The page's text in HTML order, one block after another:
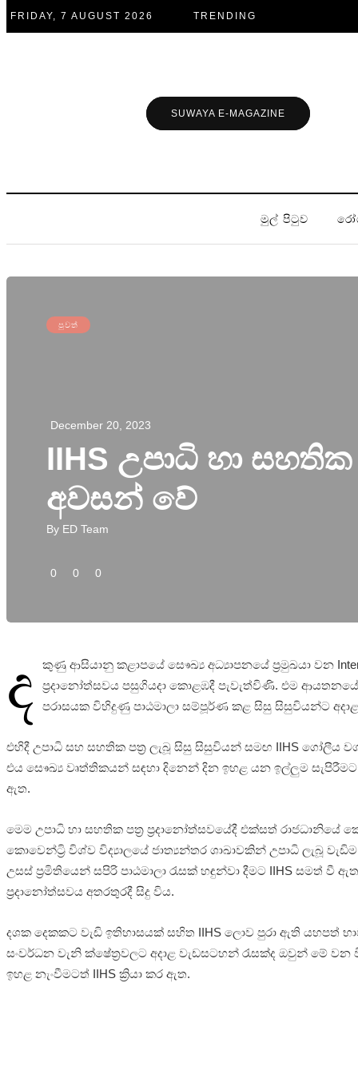
FRIDAY, 7 AUGUST 2026 TRENDING
SUWAYA E-MAGAZINE
මුල් පිටුව
පුවත්
December 20, 2023
IIHS උපාධි හා
අවසන් වේ
By ED Team
0 0 0
ද
කුණු ආසියානු කළාපයේ සෙෳඛ්‍ය අධ්‍යාපනයේ ප්‍රමුඛයා වන
ප්‍රදානෝත්සවය පසුගියදා කොළඹදී පැවැත්විණි. එම ආයතනයේ
පරාසයක විහිදුණු පාඨමාලා සම්පූර්ණ කළ සිසු සිසුවියන්ට අදාළ
එහිදී උපාධි සහ සහතික පත්‍ර ලැබූ සිසු සිසුවියන් සමඟ IIHS ගෝලීය
එය සෙෳඛ්‍ය වෘත්තිකයන් සඳහා දිනෙන් දින ඉහළ යන ඉල්ලුම
ඇත.
මෙම උපාධි හා සහතික පත්‍ර ප්‍රදානෝත්සවයේදී එක්සත්
කොවෙන්ට්‍රි විශ්ව විද්‍යාලයේ ජාත්‍යන්තර ශාඛාවකින් උපාධි ලැබූ
උසස් ප්‍රමිතියෙන් සපිරි පාඨමාලා රැසක් හඳුන්වා දීමට IIHS සමත් වී
ප්‍රදානෝත්සවය අතරතුරදී සිදු විය.
දශක දෙකකට වැඩි ඉතිහාසයක් සහිත IIHS ලොව පුරා ඇති යහපත්
සංවර්ධන වැනි ක්ෂේත්‍රවලට අදාළ වැඩසටහන් රැසක්ද ඔවුන් මේ
ඉහළ නැංවීමටත් IIHS ක්‍රියා කර ඇත.